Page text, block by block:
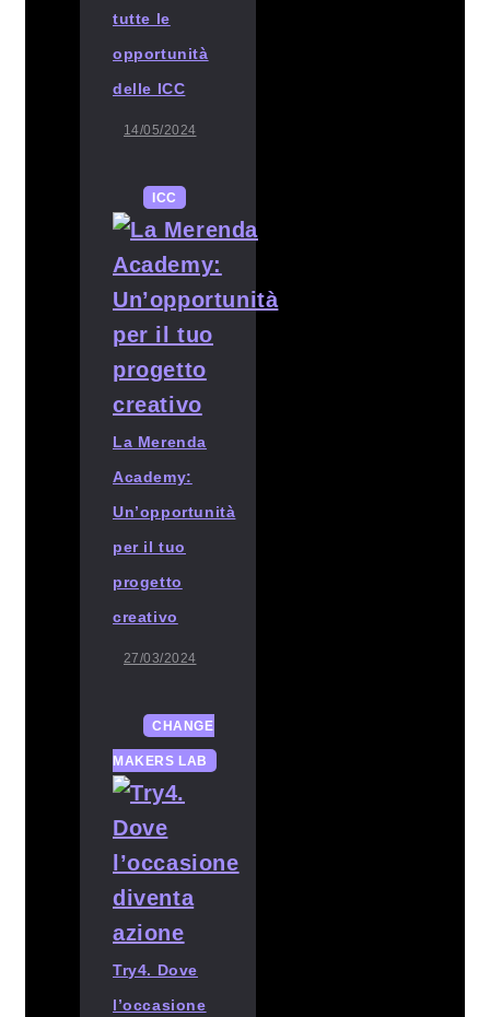
tutte le
opportunità
delle ICC
14/05/2024
ICC
La Merenda
Academy:
Un’opportunità
per il tuo
progetto
creativo
27/03/2024
CHANGE
MAKERS LAB
Try4. Dove
l’occasione